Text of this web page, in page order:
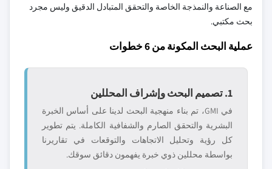
مع الصناعة والنمذجة الخاصة والتحقق المتبادل الدقيق وليس مجرد
بحث مكتبي.
عملية البحث المكونة من 6 خطوات
1. تصميم البحث وإشراف المحللين
في GMI، تم بناء منهجية البحث لدينا على أساس الخبرة
البشرية والتحقق الصارم والشفافية الكاملة. يتم تطوير
كل رؤية وتحليل الاتجاهات والتوقعات في تقاريرنا
بواسطة محللين ذوي خبرة يفهمون دقائق سوقك.